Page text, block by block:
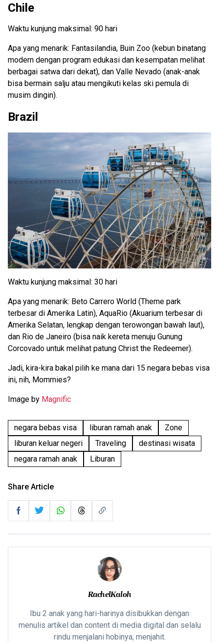
Chile
Waktu kunjung maksimal: 90 hari
Apa yang menarik: Fantasilandia, Buin Zoo (kebun binatang
modern dengan program edukasi dan kesempatan melihat
berbagai satwa dari dekat), dan Valle Nevado (anak-anak
bisa bermain salju atau mengikuti kelas ski pemula di
musim dingin).
Brazil
Waktu kunjung maksimal: 30 hari
Apa yang menarik: Beto Carrero World (Theme park
terbesar di Amerika Latin), AquaRio (Akuarium terbesar di
Amerika Selatan, lengkap dengan terowongan bawah laut),
dan Rio de Janeiro (bisa naik kereta menuju Gunung
Corcovado untuk melihat patung Christ the Redeemer).
Jadi, kira-kira bakal pilih ke mana dari 15 negara bebas visa
ini, nih, Mommies?
Image by Magnific
negara bebas visa liburan ramah anak
Zone
liburan keluar negeri
Traveling
destinasi wisata
negara ramah anak
Liburan
Share Article
RachelKaloh
Ibu 2 anak yang hari-harinya disibukkan dengan
menulis artikel dan content di media digital dan selalu
rindu menjalani hobinya, menjahit.